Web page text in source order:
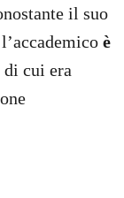
il suo
è
di cui era